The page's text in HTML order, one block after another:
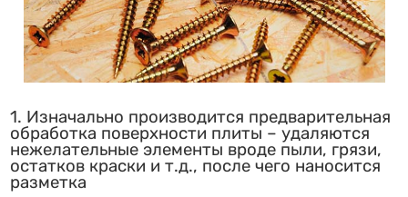
1. Изначально производится предварительная
обработка поверхности плиты – удаляются
нежелательные элементы вроде пыли, грязи,
остатков краски и т.д., после чего наносится
разметка